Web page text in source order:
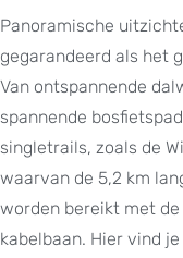
Panoramische
gegarandeerd als het
Van ontspannende
spannende
singletrails, zoals de
waarvan de 5,2 km
worden bereikt met de
kabelbaan. Hier vind